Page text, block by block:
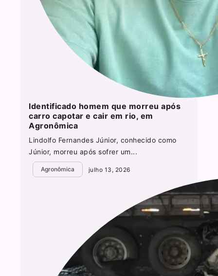
Identificado homem que morreu após
carro capotar e cair em rio, em
Agronômica
Lindolfo Fernandes Júnior, conhecido como
Júnior, morreu após sofrer um...
Agronômica julho 13, 2026